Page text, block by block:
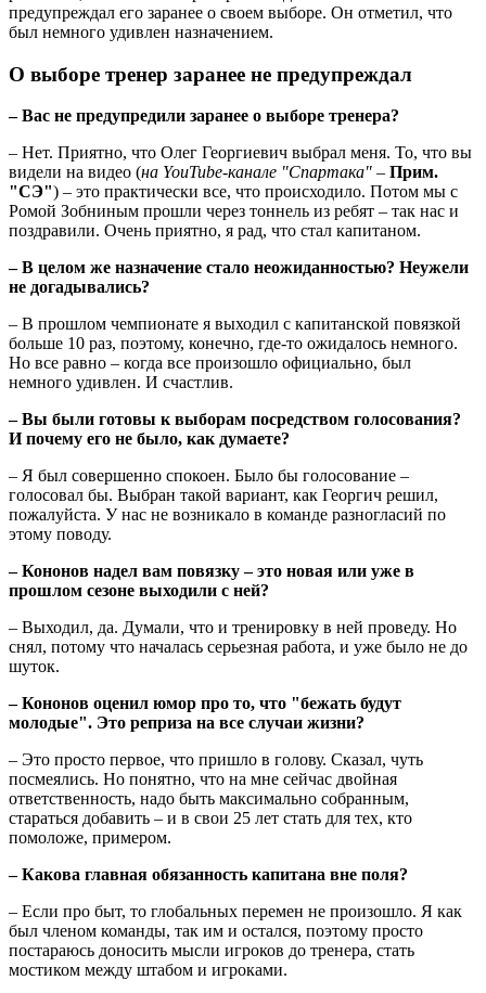
предупреждал его заранее о своем выборе. Он отметил, что
был немного удивлен назначением.
О выборе тренер заранее не предупреждал
– Вас не предупредили заранее о выборе тренера?
– Нет. Приятно, что Олег Георгиевич выбрал меня. То, что вы
видели на видео (на YouTube-канале "Спартака" – Прим.
"СЭ") – это практически все, что происходило. Потом мы с
Ромой Зобниным прошли через тоннель из ребят – так нас и
поздравили. Очень приятно, я рад, что стал капитаном.
– В целом же назначение стало неожиданностью? Неужели
не догадывались?
– В прошлом чемпионате я выходил с капитанской повязкой
больше 10 раз, поэтому, конечно, где-то ожидалось немного.
Но все равно – когда все произошло официально, был
немного удивлен. И счастлив.
– Вы были готовы к выборам посредством голосования?
И почему его не было, как думаете?
– Я был совершенно спокоен. Было бы голосование –
голосовал бы. Выбран такой вариант, как Георгич решил,
пожалуйста. У нас не возникало в команде разногласий по
этому поводу.
– Кононов надел вам повязку – это новая или уже в
прошлом сезоне выходили с ней?
– Выходил, да. Думали, что и тренировку в ней проведу. Но
снял, потому что началась серьезная работа, и уже было не до
шуток.
– Кононов оценил юмор про то, что "бежать будут
молодые". Это реприза на все случаи жизни?
– Это просто первое, что пришло в голову. Сказал, чуть
посмеялись. Но понятно, что на мне сейчас двойная
ответственность, надо быть максимально собранным,
стараться добавить – и в свои 25 лет стать для тех, кто
помоложе, примером.
– Какова главная обязанность капитана вне поля?
– Если про быт, то глобальных перемен не произошло. Я как
был членом команды, так им и остался, поэтому просто
постараюсь доносить мысли игроков до тренера, стать
мостиком между штабом и игроками.